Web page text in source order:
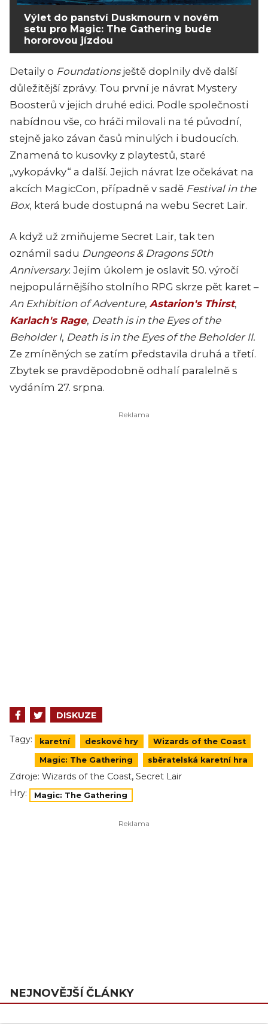
Výlet do panství Duskmourn v novém
setu pro Magic: The Gathering bude
hororovou jízdou
Detaily o Foundationsještě doplnily dvě další
důležitější zprávy. Tou první je návrat Mystery
Boosterů v jejich druhé edici. Podle společnosti
nabídnou vše, co hráči milovali na té původní,
stejně jako závan časů minulých i budoucích.
Znamená to kusovky z playtestů, staré
„vykopávky“ a další. Jejich návrat lze očekávat na
akcích MagicCon, případně v sadě Festival in the
Box, která bude dostupná na webu Secret Lair.
A když už zmiňujeme Secret Lair, tak ten
oznámil sadu Dungeons & Dragons 50th
Anniversary. Jejím úkolem je oslavit 50. výročí
nejpopulárnějšího stolního RPG skrze pět karet –
An Exhibition of Adventure, Astarion's Thirst,
Karlach's Rage, Death is in the Eyes of the
Beholder I, Death is in the Eyes of the Beholder II.
Ze zmíněných se zatím představila druhá a třetí.
Zbytek se pravděpodobně odhalí paralelně s
vydáním 27. srpna.
DISKUZE
Tagy: karetní deskové hry Wizards of the Coast
Magic: The Gathering sběratelská karetní hra
Zdroje: Wizards of the Coast, Secret Lair
Hry:
Magic: The Gathering
NEJNOVĚJŠÍ ČLÁNKY